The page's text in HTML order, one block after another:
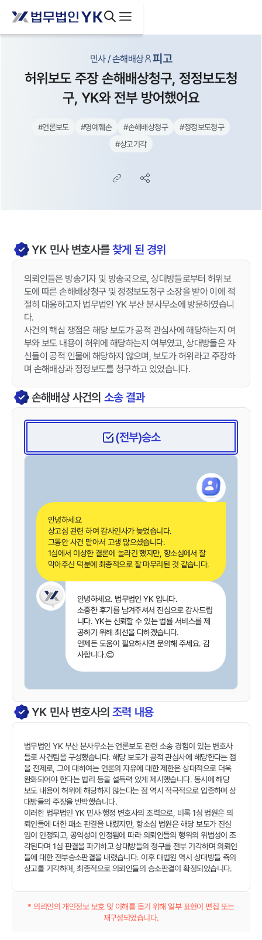
민사 / 손해배상 피고
허위보도 주장 손해배상청구, 정정보도청
구, YK와 전부 방어했어요
#언론보도 #명예훼손 #손해배상청구 #정정보도청구
#상고기각
YK 민사변호사를찾게 된 경위
의뢰인들은 방송기자 및 방송국으로, 상대방들로부터 허위보
도에 따른 손해배상청구 및 정정보도청구 소장을 받아 이에 적
절히 대응하고자 법무법인 YK 부산 분사무소에 방문하였습니
다.
사건의 핵심 쟁점은 해당 보도가 공적 관심사에 해당하는지 여
부와 보도 내용이 허위에 해당하는지 여부였고, 상대방들은 자
신들이 공적 인물에 해당하지 않으며, 보도가 허위라고 주장하
며 손해배상과 정정보도를 청구하고 있었습니다.
손해배상사건의 소송 결과
(전부)승소
안녕하세요
상고심 관련 하여 감사인사가 늦었습니다.
그동안 사건 맡아서 고생 많으셨습니다.
1심에서 이상한 결론에 놀라긴 했지만, 항소심에서 잘
막아주신 덕분에 최종적으로 잘 마무리된 것 같습니다.
안녕하세요. 법무법인 YK 입니다.
소중한 후기를 남겨주셔서 진심으로 감사드립
니다. YK는 신뢰할 수 있는 법률 서비스를 제
공하기 위해 최선을 다하겠습니다.
언제든 도움이 필요하시면 문의해 주세요. 감
사합니다.😊
YK 민사변호사의조력 내용
법무법인 YK 부산 분사무소는 언론보도 관련 소송 경험이 있는 변호사
들로 사건팀을 구성했습니다. 해당 보도가 공적 관심사에 해당한다는 점
을 전제로, 그에 대하여는 언론의 자유에 대한 제한은 상대적으로 더욱
완화되어야 한다는 법리 등을 설득력 있게 제시했습니다. 동시에 해당
보도 내용이 허위에 해당하지 않는다는 점 역시 적극적으로 입증하며 상
대방들의 주장을 반박했습니다.
이러한 법무법인 YK 민사·행정 변호사의 조력으로, 비록 1심 법원은 의
뢰인들에 대한 패소 판결을 내렸지만, 항소심 법원은 해당 보도가 진실
임이 인정되고, 공익성이 인정됨에 따라 의뢰인들의 행위의 위법성이 조
각된다며 1심 판결을 파기하고 상대방들의 청구를 전부 기각하며 의뢰인
들에 대한 전부승소판결을 내렸습니다. 이후 대법원 역시 상대방들 측의
상고를 기각하며, 최종적으로 의뢰인들의 승소판결이 확정되었습니다.
* 의뢰인의 개인정보 보호 및 이해를 돕기 위해 일부 표현이 편집 또는
재구성되었습니다.